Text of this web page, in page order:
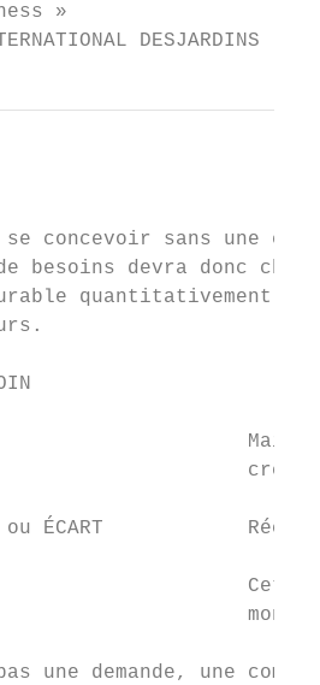
»
DESJARDINS
concevoir sans une
besoins devra donc
quantitativement ou
Maintenir
ÉCART
Cette
une demande, une